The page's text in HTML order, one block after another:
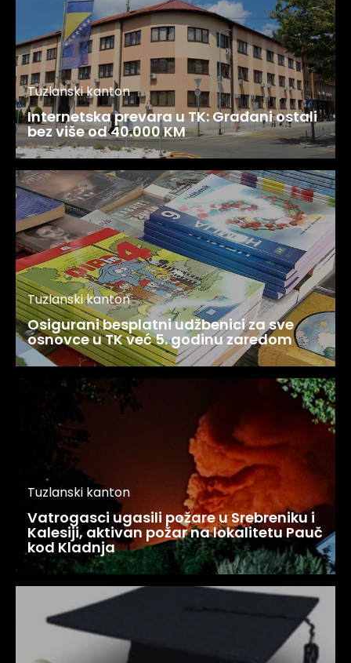
Tuzlanski kanton
Internetska prevara u TK: Građani ostali
bez više od 40.000 KM
Tuzlanski kanton
Osigurani besplatni udžbenici za sve
osnovce u TK već 5. godinu zaredom
Tuzlanski kanton
Vatrogasci ugasili požare u Srebreniku i
Kalesiji, aktivan požar na lokalitetu Pauč
kod Kladnja